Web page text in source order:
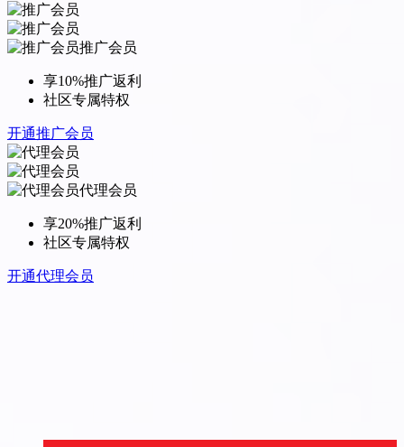
推广会员
享10%推广返利
社区专属特权
开通推广会员
代理会员
享20%推广返利
社区专属特权
开通代理会员